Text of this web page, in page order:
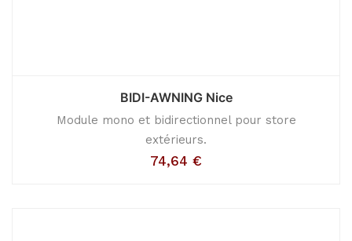
BIDI-AWNING Nice
Module mono et bidirectionnel pour store
extérieurs.
74,64 €